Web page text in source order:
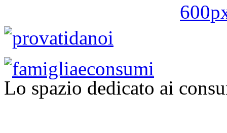
Lo spazio dedicato ai